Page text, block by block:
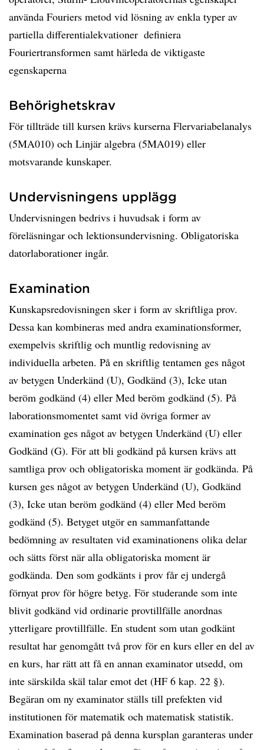
använda Fouriers metod vid lösning av enkla typer av
partiella differentialekvationer  definiera
Fouriertransformen samt härleda de viktigaste
egenskaperna
Behörighetskrav
För tillträde till kursen krävs kurserna Flervariabelanalys
(5MA010) och Linjär algebra (5MA019) eller
motsvarande kunskaper.
Undervisningens upplägg
Undervisningen bedrivs i huvudsak i form av
föreläsningar och lektionsundervisning. Obligatoriska
datorlaborationer ingår.
Examination
Kunskapsredovisningen sker i form av skriftliga prov.
Dessa kan kombineras med andra examinationsformer,
exempelvis skriftlig och muntlig redovisning av
individuella arbeten. På en skriftlig tentamen ges något
av betygen Underkänd (U), Godkänd (3), Icke utan
beröm godkänd (4) eller Med beröm godkänd (5). På
laborationsmomentet samt vid övriga former av
examination ges något av betygen Underkänd (U) eller
Godkänd (G). För att bli godkänd på kursen krävs att
samtliga prov och obligatoriska moment är godkända. På
kursen ges något av betygen Underkänd (U), Godkänd
(3), Icke utan beröm godkänd (4) eller Med beröm
godkänd (5). Betyget utgör en sammanfattande
bedömning av resultaten vid examinationens olika delar
och sätts först när alla obligatoriska moment är
godkända. Den som godkänts i prov får ej undergå
förnyat prov för högre betyg. För studerande som inte
blivit godkänd vid ordinarie provtillfälle anordnas
ytterligare provtillfälle. En student som utan godkänt
resultat har genomgått två prov för en kurs eller en del av
en kurs, har rätt att få en annan examinator utsedd, om
inte särskilda skäl talar emot det (HF 6 kap. 22 §).
Begäran om ny examinator ställs till prefekten vid
institutionen för matematik och matematisk statistik.
Examination baserad på denna kursplan garanteras under